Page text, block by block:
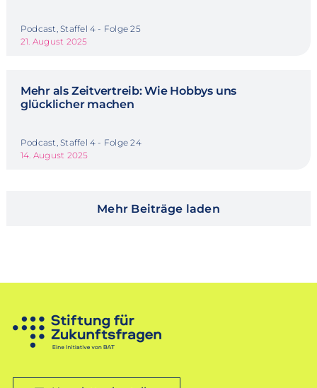
Podcast, Staffel 4 - Folge 25
21. August 2025
Mehr als Zeitvertreib: Wie Hobbys uns
glücklicher machen
Podcast, Staffel 4 - Folge 24
14. August 2025
Mehr Beiträge laden